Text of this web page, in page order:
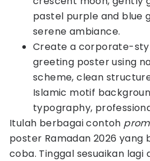
pastel purple and blue
serene ambiance.
Create a corporate-
greeting poster using
scheme, clean
Islamic motif
typography,
Itulah berbagai contoh
poster Ramadan 2026 yang
coba. Tinggal sesuaikan lagi